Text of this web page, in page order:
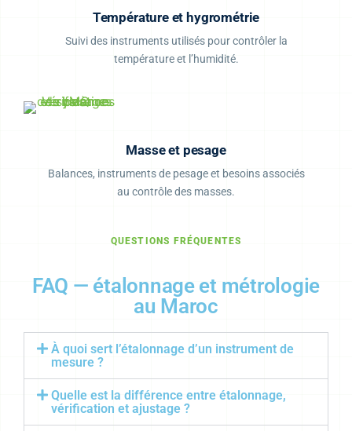
Température et hygrométrie
Suivi des instruments utilisés pour contrôler la
température et l’humidité.
Masse et pesage
Balances, instruments de pesage et besoins associés
au contrôle des masses.
QUESTIONS FRÉQUENTES
FAQ — étalonnage et métrologie
au Maroc
À quoi sert l’étalonnage d’un instrument de
mesure ?
Quelle est la différence entre étalonnage,
vérification et ajustage ?